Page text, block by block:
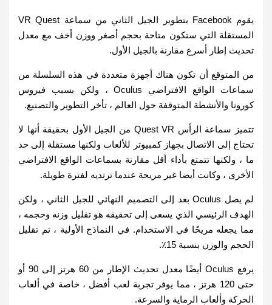
يقوم Facebook بتطوير الجيل الثاني من سماعة VR Quest
المستقلة التي ستكون متاحة بحجم أصغر ووزن أخف مع معدل
تحديث إطار أسرع مقارنة بالجيل الأول.
من المتوقع أن تكون هناك أجهزة متعددة في هذه السلسلة من
سماعات الواقع الافتراضي Oculus ، ولكن بسبب فيروس
كورونا والأنشطة المتوقفة حول العالم ، تأخر التطوير والتصنيع.
تتميز سماعة الرأس Quest VR من الجيل الأول بحقيقة أنها لا
تحتاج إلى الاتصال بجهاز كمبيوتر للألعاب ولكنها مستقلة إلى حد
ما ، ولكنها تتمتع بأداء أقل مقارنة بسماعات الواقع الافتراضي
الأخرى ، وكانت أيضا غير مريحة عندما ترتديه لفترة طويلة.
لم يصل Oculus بعد إلى التصميم النهائي للجيل الثاني ، ولكن
الهدف الرئيسي الذي يسعى إلى تحقيقه هو تقليل وزنه وحجمه ،
مما يجعله مريحًا في الاستخدام. في النماذج الأولية ، تم تقليل
الحجم والوزن بنسبة 15٪.
يرفع Oculus أيضًا معدل تحديث الإطار من 60 هرتز إلى 90 أو
حتى 120 هرتز ، مما يوفر تجربة لعب أفضل ، خاصة في ألعاب
الحركة وألعاب الرماية والسرعة.